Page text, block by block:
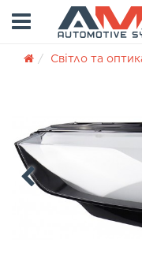
Світло та